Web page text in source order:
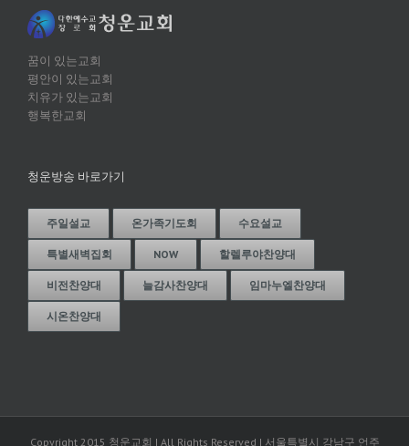
꿈이 있는교회
평안이 있는교회
치유가 있는교회
행복한교회
청운방송 바로가기
주일설교 온가족기도회 수요설교
특별새벽집회 NOW 할렐루야찬양대
비전찬양대 늘감사찬양대 임마누엘찬양대
시온찬양대
Copyright 2015 청운교회 | All Rights Reserved | 서울특별시 강남구 언주